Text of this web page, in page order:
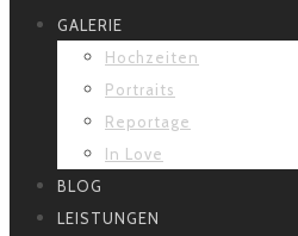
GALERIE
Hochzeiten
Portraits
Reportage
In Love
BLOG
LEISTUNGEN